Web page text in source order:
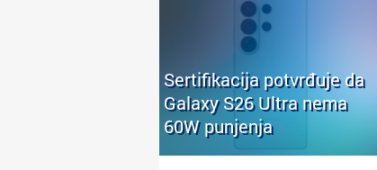
Sertifikacija potvrđuje da
Galaxy S26 Ultra nema
60W punjenja